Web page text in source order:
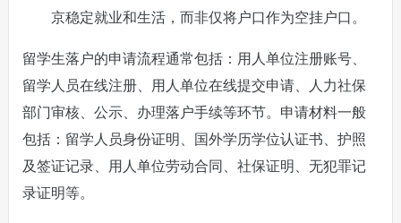
京稳定就业和生活，而非仅将户口作为空挂户口。
留学生落户的申请流程通常包括：用人单位注册账号、
留学人员在线注册、用人单位在线提交申请、人力社保
部门审核、公示、办理落户手续等环节。申请材料一般
包括：留学人员身份证明、国外学历学位认证书、护照
及签证记录、用人单位劳动合同、社保证明、无犯罪记
录证明等。